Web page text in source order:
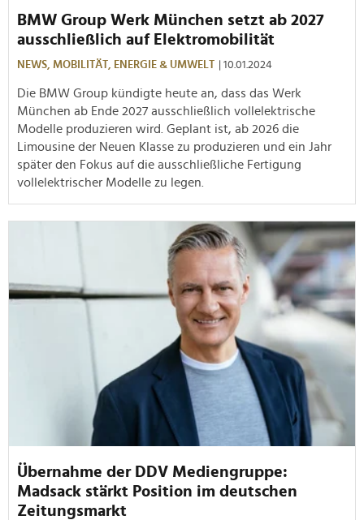
BMW Group Werk München setzt ab 2027
ausschließlich auf Elektromobilität
NEWS, MOBILITÄT, ENERGIE & UMWELT | 10.01.2024
Die BMW Group kündigte heute an, dass das Werk
München ab Ende 2027 ausschließlich vollelektrische
Modelle produzieren wird. Geplant ist, ab 2026 die
Limousine der Neuen Klasse zu produzieren und ein Jahr
später den Fokus auf die ausschließliche Fertigung
vollelektrischer Modelle zu legen.
Übernahme der DDV Mediengruppe:
Madsack stärkt Position im deutschen
Zeitungsmarkt